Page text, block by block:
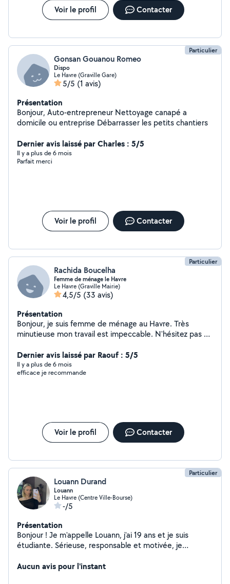
Voir le profil Contacter
Particulier
Gonsan Gouanou Romeo
Dispo
Le Havre (Graville Gare)
5/5 (1 avis)
Présentation
Bonjour, Auto-entrepreneur Nettoyage canapé a
domicile ou entreprise Débarrasser les petits chantiers
Dernier avis laissé par Charles : 5/5
Il y a plus de 6 mois
Parfait merci
Voir le profil Contacter
Particulier
Rachida Boucelha
Femme de ménage le Havre
Le Havre (Graville Mairie)
4,5/5 (33 avis)
Présentation
Bonjour, je suis femme de ménage au Havre. Très
minutieuse mon travail est impeccable. N'hésitez pas à
plaisir
Dernier avis laissé par Raouf : 5/5
Il y a plus de 6 mois
efficace je recommande
Voir le profil Contacter
Particulier
Louann Durand
Louann
Le Havre (Centre Ville-Bourse)
-/5
Présentation
Bonjour ! Je m'appelle Louann, j'ai 19 ans et je suis
étudiante. Sérieuse, responsable et motivée, je
d'animaux, de l'aide à domicile, ainsi que d'autres petits
Aucun avis pour l'instant